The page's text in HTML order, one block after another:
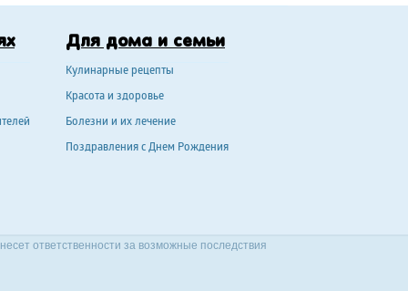
Для дома и семьи
Кулинарные рецепты
Красота и здоровье
Болезни и их лечение
Поздравления с Днем Рождения
ответственности за возможные последствия